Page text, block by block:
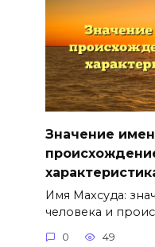
Значение
Имя Махсуда:
человека и
0 49